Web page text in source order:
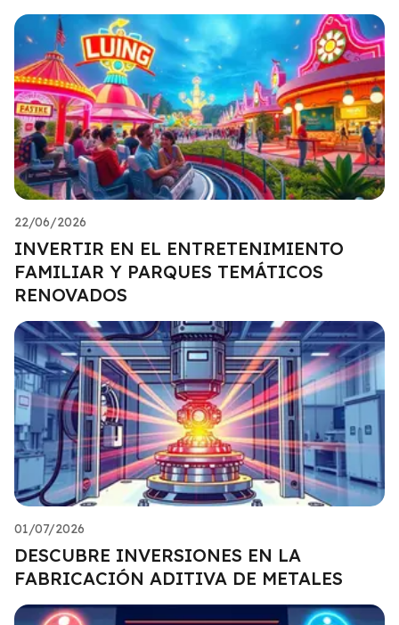
22/06/2026
INVERTIR EN EL ENTRETENIMIENTO
FAMILIAR Y PARQUES TEMÁTICOS
RENOVADOS
01/07/2026
DESCUBRE INVERSIONES EN LA
FABRICACIÓN ADITIVA DE METALES